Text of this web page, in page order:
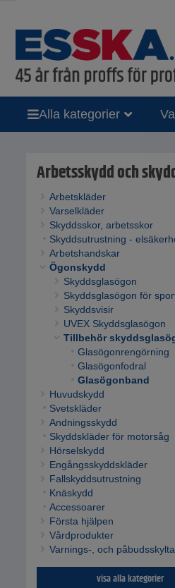
Alla kategorier
Arbetsskydd och
Arbetskläder
Varselkläder
Skyddsskor, arbetsskor
Skyddsutrustning -
Arbetshandskar
Ögonskydd
Skyddsglasögon
Skyddsglasögon för
Skyddsvisir
UVEX Skyddsglasögon
Tillbehör
Glasögonrengörning
Glasögonfodral
Glasögonband
Huvudskydd
Svetskläder
Andningsskydd
Skyddskläder för motorsåg
Hörselskydd
Engångsskyddskläder
Fallskyddsutrustning
Knäskydd
Accessoarer
Första hjälpen
Vårdprodukter
Varnings-, och
visa alla kategorier